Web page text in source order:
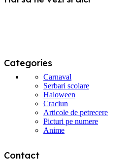
Categories
Carnaval
Serbari scolare
Haloween
Craciun
Articole de petrecere
Picturi pe numere
Anime
Contact